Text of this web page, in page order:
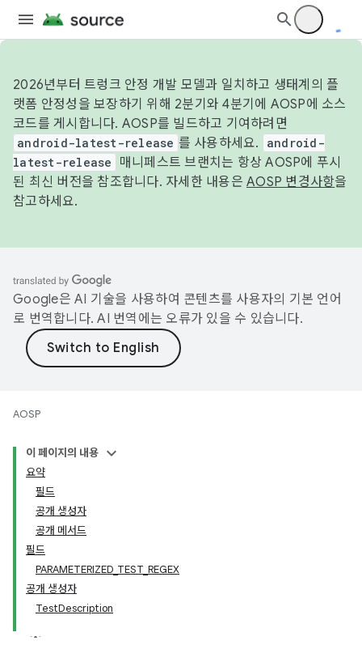
2026년부터 트렁크 안정 개발 모델과 일치하고 생태계의 플
랫폼 안정성을 보장하기 위해 2분기와 4분기에 AOSP에 소스
코드를 게시합니다. AOSP를 빌드하고 기여하려면
android-latest-release 를 사용하세요.
android-
latest-release
매니페스트 브랜치는 항상 AOSP에 푸시
된 최신 버전을 참조합니다. 자세한 내용은 AOSP 변경사항을
참고하세요.
Google은 AI 기술을 사용하여 콘텐츠를 사용자의 기본 언어
로 번역합니다. AI 번역에는 오류가 있을 수 있습니다.
AOSP
이 페이지의 내용
요약
필드
공개 생성자
공개 메서드
필드
PARAMETERIZED_TEST_REGEX
공개 생성자
TestDescription